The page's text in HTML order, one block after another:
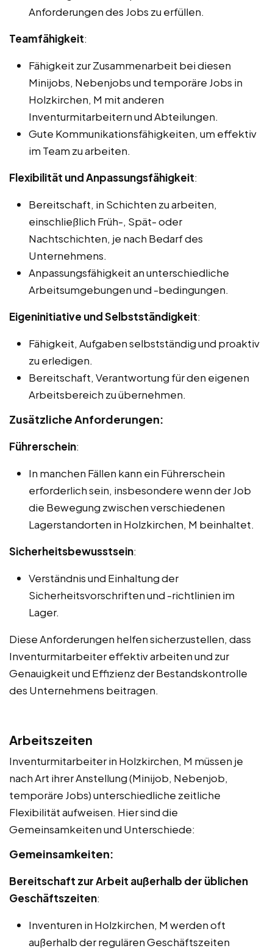
Anforderungen des Jobs zu erfüllen.
Teamfähigkeit:
Fähigkeit zur Zusammenarbeit bei diesen
Minijobs, Nebenjobs und temporäre Jobs in
Holzkirchen, M mit anderen
Inventurmitarbeitern und Abteilungen.
Gute Kommunikationsfähigkeiten, um effektiv
im Team zu arbeiten.
Flexibilität und Anpassungsfähigkeit:
Bereitschaft, in Schichten zu arbeiten,
einschließlich Früh-, Spät- oder
Nachtschichten, je nach Bedarf des
Unternehmens.
Anpassungsfähigkeit an unterschiedliche
Arbeitsumgebungen und -bedingungen.
Eigeninitiative und Selbstständigkeit:
Fähigkeit, Aufgaben selbstständig und proaktiv
zu erledigen.
Bereitschaft, Verantwortung für den eigenen
Arbeitsbereich zu übernehmen.
Zusätzliche Anforderungen:
Führerschein:
In manchen Fällen kann ein Führerschein
erforderlich sein, insbesondere wenn der Job
die Bewegung zwischen verschiedenen
Lagerstandorten in Holzkirchen, M beinhaltet.
Sicherheitsbewusstsein:
Verständnis und Einhaltung der
Sicherheitsvorschriften und -richtlinien im
Lager.
Diese Anforderungen helfen sicherzustellen, dass
Inventurmitarbeiter effektiv arbeiten und zur
Genauigkeit und Effizienz der Bestandskontrolle
des Unternehmens beitragen.
Arbeitszeiten
Inventurmitarbeiter in Holzkirchen, M müssen je
nach Art ihrer Anstellung (Minijob, Nebenjob,
temporäre Jobs) unterschiedliche zeitliche
Flexibilität aufweisen. Hier sind die
Gemeinsamkeiten und Unterschiede:
Gemeinsamkeiten:
Bereitschaft zur Arbeit außerhalb der üblichen
Geschäftszeiten:
Inventuren in Holzkirchen, M werden oft
außerhalb der regulären Geschäftszeiten